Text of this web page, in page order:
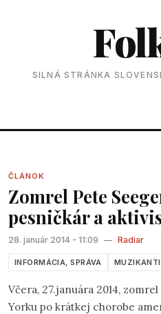
SILNÁ STRÁNKA
ČLÁNOK
Zomrel Pete
pesničkár a
28. január 2014 - 11:09 — Radiar
INFORMÁCIA, SPRÁVA MUZIKANTI
Včera, 27.januára 2014,
Yorku po krátkej chorobe